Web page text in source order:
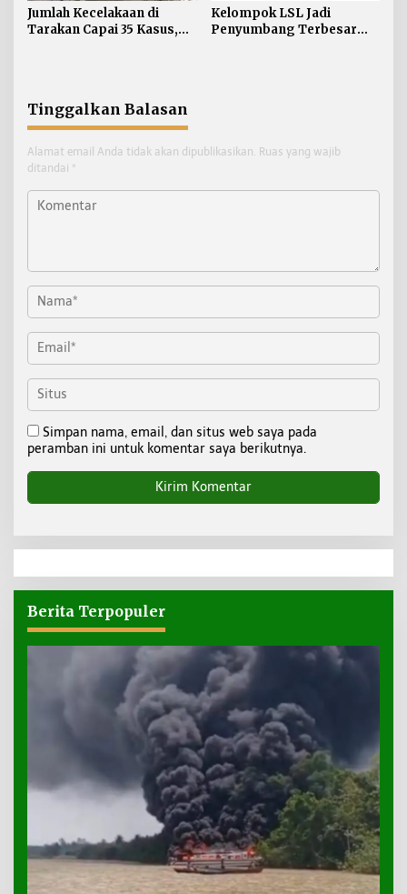
Jumlah Kecelakaan di
Tarakan Capai 35 Kasus,
Kelompok LSL Jadi
Penyumbang Terbesar
Tinggalkan Balasan
Alamat email Anda tidak akan dipublikasikan. Ruas yang wajib
ditandai *
Simpan nama, email, dan situs web saya pada
peramban ini untuk komentar saya berikutnya.
Berita Terpopuler